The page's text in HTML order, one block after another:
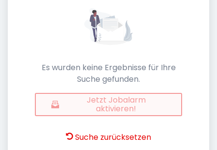
Es wurden keine Ergebnisse für Ihre
Suche gefunden.
Jetzt Jobalarm
aktivieren!
Suche zurücksetzen